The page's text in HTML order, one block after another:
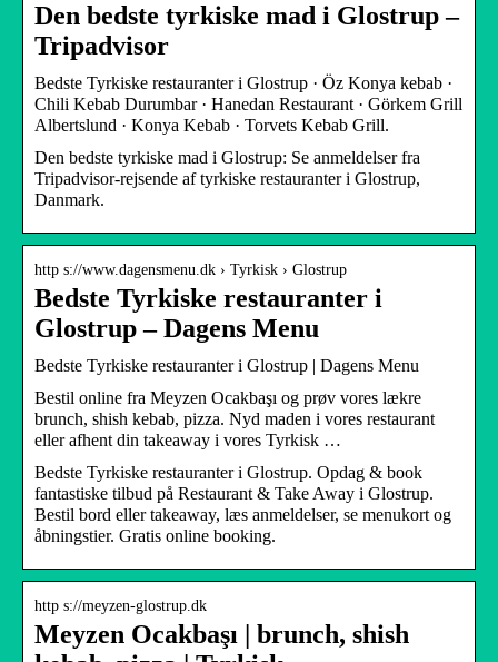
Den bedste tyrkiske mad i Glostrup –
Tripadvisor
Bedste Tyrkiske restauranter i Glostrup · Öz Konya kebab ·
Chili Kebab Durumbar · Hanedan Restaurant · Görkem Grill
Albertslund · Konya Kebab · Torvets Kebab Grill.
Den bedste tyrkiske mad i Glostrup: Se anmeldelser fra
Tripadvisor-rejsende af tyrkiske restauranter i Glostrup,
Danmark.
http s://www.dagensmenu.dk › Tyrkisk › Glostrup
Bedste Tyrkiske restauranter i
Glostrup – Dagens Menu
Bedste Tyrkiske restauranter i Glostrup | Dagens Menu
Bestil online fra Meyzen Ocakbaşı og prøv vores lækre
brunch, shish kebab, pizza. Nyd maden i vores restaurant
eller afhent din takeaway i vores Tyrkisk …
Bedste Tyrkiske restauranter i Glostrup. Opdag & book
fantastiske tilbud på Restaurant & Take Away i Glostrup.
Bestil bord eller takeaway, læs anmeldelser, se menukort og
åbningstier. Gratis online booking.
http s://meyzen-glostrup.dk
Meyzen Ocakbaşı | brunch, shish